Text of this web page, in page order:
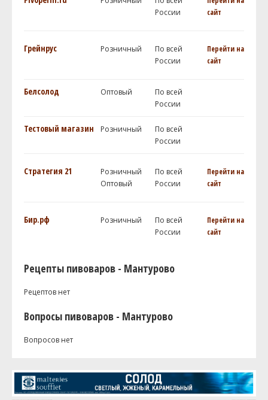
России
сайт
Грейнрус Розничный
По всей
России
Перейти на
сайт
Белсолод Оптовый
По всей
России
Тестовый магазин Розничный
По всей
России
Стратегия 21
Розничный
Оптовый
По всей
России
Перейти на
сайт
Бир.рф Розничный
По всей
России
Перейти на
сайт
Рецепты пивоваров - Мантурово
Рецептов нет
Вопросы пивоваров - Мантурово
Вопросов нет